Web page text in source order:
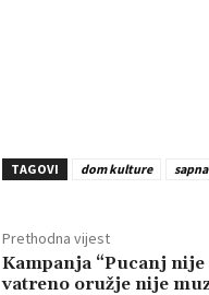
TAGOVI dom kulture sapna
Prethodna vijest
Kampanja “Pucanj nije
vatreno oružje nije